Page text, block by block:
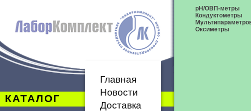
КАТАЛОГ
Главная
Новости
Доставка
рН/ОВП-метры
Кондуктометры
Оксиметры